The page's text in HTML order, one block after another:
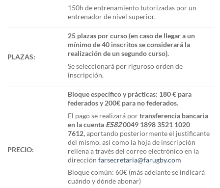
150h de entrenamiento tutorizadas por un
entrenador de nivel superior.
PLAZAS:
25 plazas por curso (en caso de llegar a un
mínimo de 40 inscritos se considerará la
realización de un segundo curso).
Se seleccionará por riguroso orden de
inscripción.
PRECIO:
Bloque específico y prácticas: 180 € para
federados y 200€ para no federados.
El pago se realizará portransferencia bancaria
en la cuenta ES820049 1898 3521 1020
7612,aportando posteriormente el justificante
del mismo, así como la hoja de inscripción
rellena a través del correo electrónico en la
direcciónfarsecretaria@farugby.com
Bloque común: 60€ (más adelante se indicará
cuándo y dónde abonar)